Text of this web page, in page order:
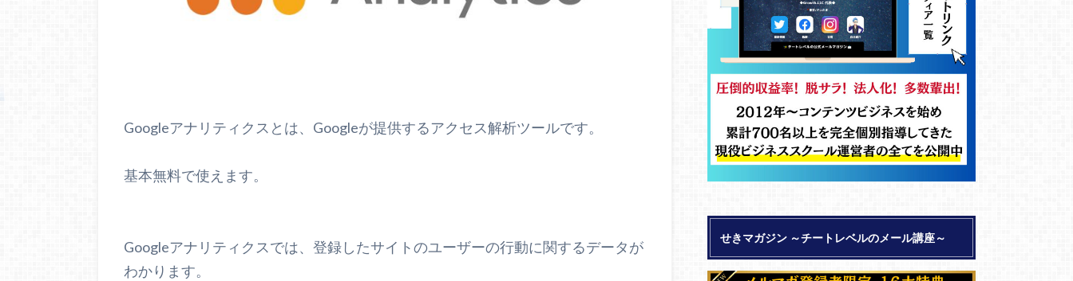
Googleアナリティクスとは、Googleが提供するアクセス解析ツールです。
基本無料で使えます。
Googleアナリティクスでは、登録したサイトのユーザーの行動に関するデータが
わかります。
せきマガジン ～チートレベルのメール講座～